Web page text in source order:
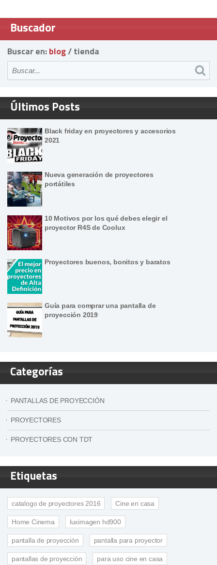
Buscador
Buscar en: blog / tienda
Últimos Posts
Black friday en proyectores y accesorios
2021
Nueva generación de proyectores
portátiles
10 Motivos por los qué debes elegir el
proyector R4S de Coolux
Proyectores buenos, bonitos y baratos
Guía para comprar una pantalla de
proyección 2019
Categorías
PANTALLAS DE PROYECCIÓN
PROYECTORES
PROYECTORES CON TDT
Etiquetas
catalogo de proyectores 2016 Cine en casa
Home Cinema luximagen hd900
pantalla de proyección pantalla para proyector
pantallas de proyección para uso cine en casa